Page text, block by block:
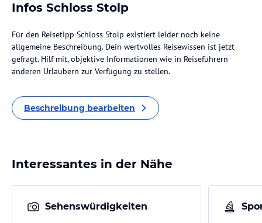
Infos Schloss Stolp
Für den Reisetipp Schloss Stolp existiert leider noch keine
allgemeine Beschreibung. Dein wertvolles Reisewissen ist jetzt
gefragt. Hilf mit, objektive Informationen wie in Reiseführern
anderen Urlaubern zur Verfügung zu stellen.
Beschreibung bearbeiten
Interessantes in der Nähe
Sehenswürdigkeiten